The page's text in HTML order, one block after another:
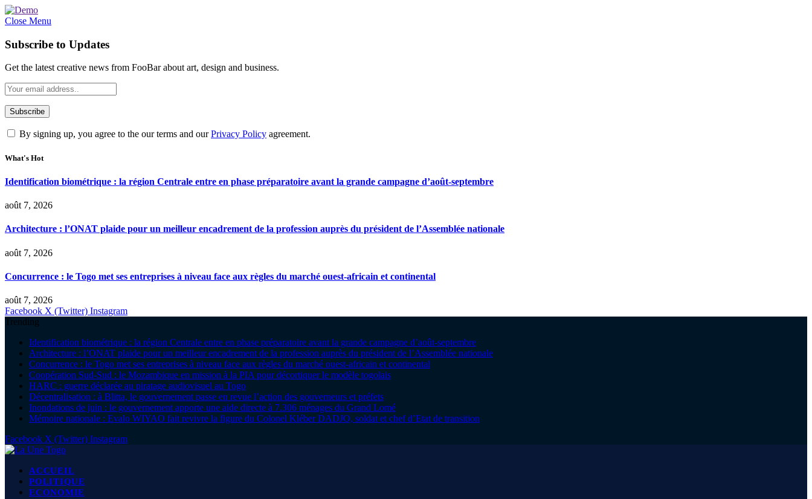
Close Menu
Subscribe to Updates
Get the latest creative news from FooBar about art, design and business.
By signing up, you agree to the our terms and ourPrivacy Policy agreement.
What's Hot
Identification biométrique : la région Centrale entre en phase préparatoire avant la grande campagne d’août-septembre
août 7, 2026
Architecture : l’ONAT plaide pour un meilleur encadrement de la profession auprès du président de l’Assemblée nationale
août 7, 2026
Concurrence : le Togo met ses entreprises à niveau face aux règles du marché ouest-africain et continental
août 7, 2026
Facebook X (Twitter) Instagram
Trending
Identification biométrique : la région Centrale entre en phase préparatoire avant la grande campagne d’août-septembre
Architecture : l’ONAT plaide pour un meilleur encadrement de la profession auprès du président de l’Assemblée nationale
Concurrence : le Togo met ses entreprises à niveau face aux règles du marché ouest-africain et continental
Coopération Sud-Sud : le Mozambique en mission à la PIA pour décortiquer le modèle togolais
HARC : guerre déclarée au piratage audiovisuel au Togo
Décentralisation : à Blitta, le gouvernement passe en revue l’action des gouverneurs et préfets
Inondations de juin : le gouvernement apporte une aide directe à 7.306 ménages du Grand Lomé
Mémoire nationale : Evalo WIYAO fait revivre la figure du Colonel Kléber DADJO, soldat et chef d’Etat de transition
Facebook X (Twitter) Instagram
ACCUEIL
POLITIQUE
ECONOMIE